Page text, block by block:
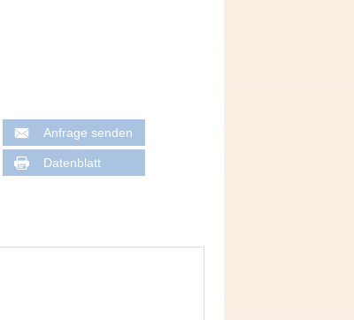
Anfrage senden
Datenblatt